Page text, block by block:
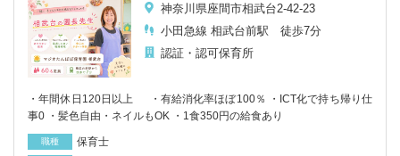
神奈川県座間市相武台2-42-23
小田急線 相武台前駅 徒歩7分
認証・認可保育所
・年間休日120日以上 ・有給消化率ほぼ100％ ・ICT化で持ち帰り仕
事0 ・髪色自由・ネイルもOK ・1食350円の給食あり
職種 保育士